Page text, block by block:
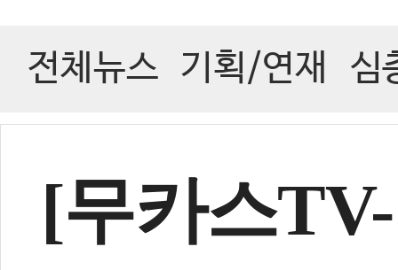
전체뉴스 기획/연재 심
[무카스